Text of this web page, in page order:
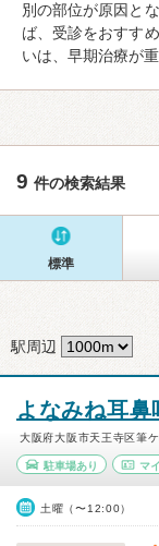
別の部位が原因と
ば、受診をおすす
いは、早期治療が重
9 件の検索結果
標準
駅周辺
よなみね耳鼻
大阪府大阪市天王寺区筆
駐車場あり マ
土曜（〜12:00）